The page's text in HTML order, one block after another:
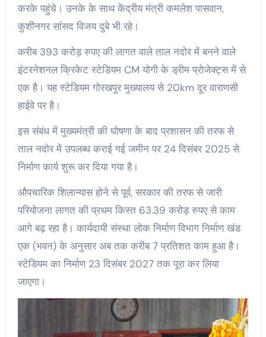
करके पहुंचे। उनके के साथ केंद्रीय मंत्री कमलेश पासवान,
कुशीनगर सांसद विजय दुबे भी रहे।
करीब 393 करोड़ रुपए की लागत वाले ताल नदोर में बनने वाले
इंटरनेशनल क्रिकेट स्टेडियम CM योगी के ड्रीम प्रोजेक्ट्स में से
एक है। यह स्टेडियम गोरखपुर मुख्यालय से 20km दूर वाराणसी
हाईवे पर है।
इस संबंध में मुख्यमंत्री की घोषणा के बाद प्रशासन की तरफ से
ताल नदोर में उपलब्ध कराई गई जमीन पर 24 दिसंबर 2025 से
निर्माण कार्य शुरू कर दिया गया है।
औपचारिक शिलान्यास होने से पूर्व, सरकार की तरफ से जारी
परियोजना लागत की प्रथम किस्त 63.39 करोड़ रुपए से काम
आगे बढ़ रहा है। कार्यदायी संस्था लोक निर्माण विभाग निर्माण खंड
एक (भवन) के अनुसार अब तक करीब 7 प्रतिशत काम हुआ है।
स्टेडियम का निर्माण 23 दिसंबर 2027 तक पूरा कर लिया
जाएगा।